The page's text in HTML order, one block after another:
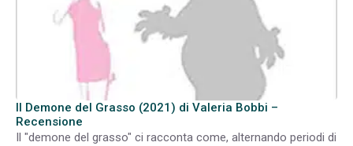
Il Demone del Grasso (2021) di Valeria Bobbi –
Recensione
Il "demone del grasso" ci racconta come, alternando periodi di